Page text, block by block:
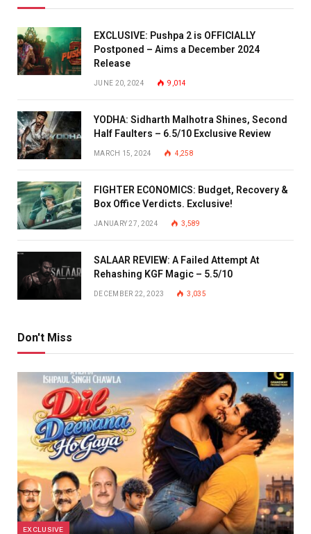
EXCLUSIVE: Pushpa 2 is OFFICIALLY
Postponed – Aims a December 2024
Release
JUNE 20, 2024 9,014
YODHA: Sidharth Malhotra Shines, Second
Half Faulters – 6.5/10 Exclusive Review
MARCH 15, 2024 4,258
FIGHTER ECONOMICS: Budget, Recovery &
Box Office Verdicts. Exclusive!
JANUARY 27, 2024 3,589
SALAAR REVIEW: A Failed Attempt At
Rehashing KGF Magic – 5.5/10
DECEMBER 22, 2023 3,035
Don't Miss
EXCLUSIVE